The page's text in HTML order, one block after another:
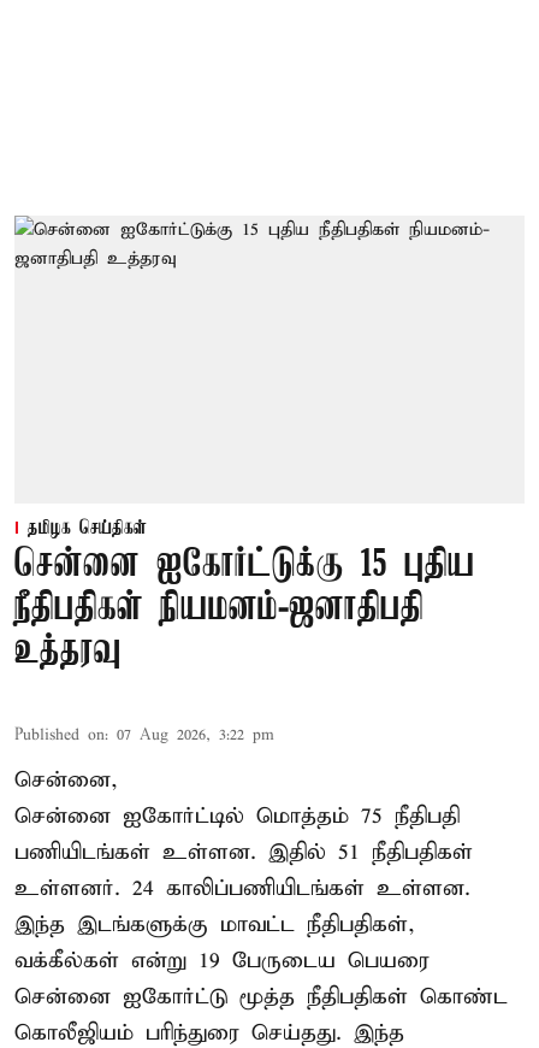
தமிழக செய்திகள்
சென்னை ஐகோர்ட்டுக்கு 15 புதிய
நீதிபதிகள் நியமனம்-ஜனாதிபதி
உத்தரவு
Published on: 07 Aug 2026, 3:22 pm
சென்னை,
சென்னை ஐகோர்ட்டில் மொத்தம் 75 நீதிபதி
பணியிடங்கள் உள்ளன. இதில் 51 நீதிபதிகள்
உள்ளனர். 24 காலிப்பணியிடங்கள் உள்ளன.
இந்த இடங்களுக்கு மாவட்ட நீதிபதிகள்,
வக்கீல்கள் என்று 19 பேருடைய பெயரை
சென்னை ஐகோர்ட்டு மூத்த நீதிபதிகள் கொண்ட
கொலீஜியம் பரிந்துரை செய்தது. இந்த